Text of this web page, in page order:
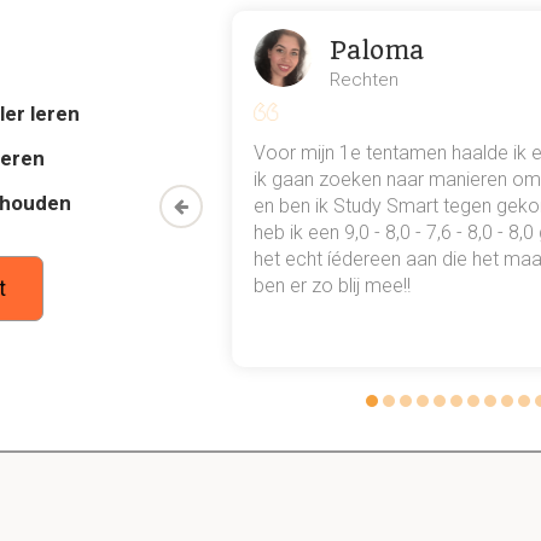
er voor gebouwen?
Dit is een preview. Er zijn 8 andere flashcards beschikbaar voor
leren
mn
een heel
gewoon
Paloma
Rechten
Voor mijn 1e tentamen haalde ik
ik gaan zoeken naar manieren
en ben ik Study Smart tegen
heb ik een 9,0 - 8,0 - 7,6 - 8,0 -
het echt íédereen aan die het
ben er zo blij mee!!